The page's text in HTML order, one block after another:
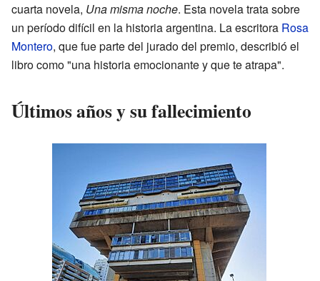
cuarta novela, Una misma noche. Esta novela trata sobre
un período difícil en la historia argentina. La escritora Rosa
Montero, que fue parte del jurado del premio, describió el
libro como "una historia emocionante y que te atrapa".
Últimos años y su fallecimiento